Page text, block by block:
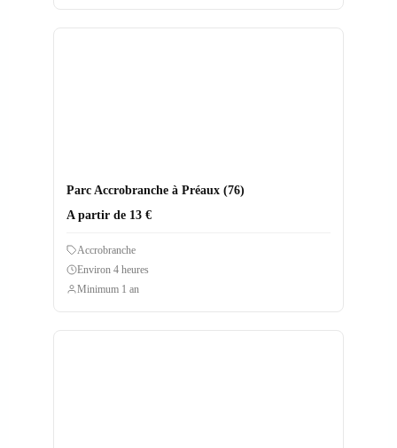
Parc Accrobranche à Préaux (76)
A partir de 13 €
Accrobranche
Environ 4 heures
Minimum 1 an